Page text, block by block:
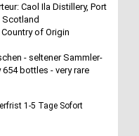
Caol Ila Distillery, Port
Scotland
of Origin
- seltener Sammler-
bottles - very rare
Sofort